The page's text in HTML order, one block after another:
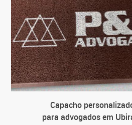
Capacho
para advogados em